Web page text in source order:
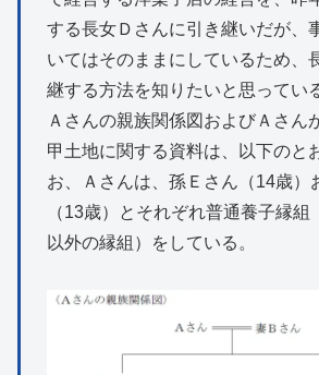
する長女Ｄさんに引き継いだが、
いてはそのままにしているため、
継する方法を知りたいと思ってい
Ａさんの親族関係図およびＡさん
甲土地に関する資料は、以下のと
お、Ａさんは、孫Ｅさん（14歳）
（13歳）とそれぞれ普通養子縁組
以外の縁組）をしている。